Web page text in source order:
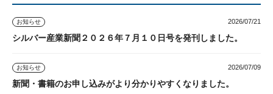
お知らせ 2026/07/21
シルバー産業新聞２０２６年７月１０日号を発刊しました。
お知らせ 2026/07/09
新聞・書籍のお申し込みがより分かりやすくなりました。